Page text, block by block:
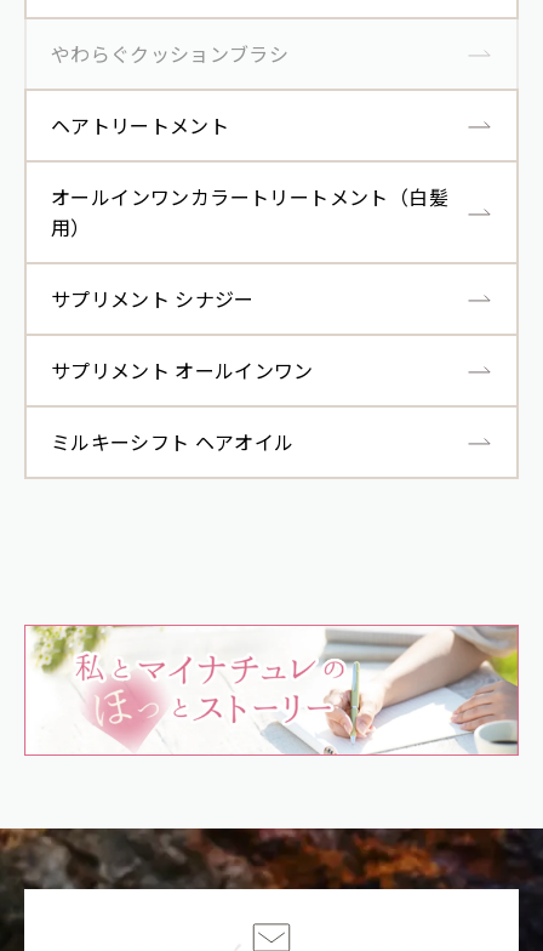
やわらぐクッションブラシ
ヘアトリートメント
オールインワンカラートリートメント（白髪
用）
サプリメント シナジー
サプリメント オールインワン
ミルキーシフト ヘアオイル